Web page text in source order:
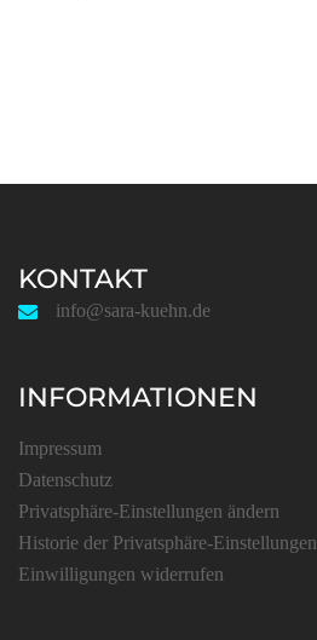
KONTAKT
info@sara-kuehn.de
INFORMATIONEN
Impressum
Datenschutz
Privatsphäre-Einstellungen ändern
Historie der Privatsphäre-Einstellungen
Einwilligungen widerrufen